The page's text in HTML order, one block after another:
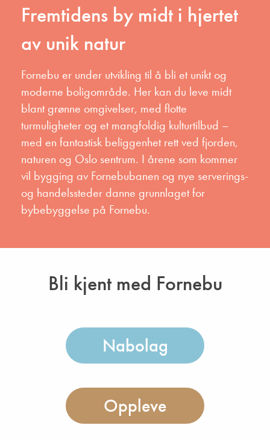
Fremtidens by midt i hjertet
av unik natur
Fornebu er under utvikling til å bli et unikt og
moderne boligområde. Her kan du leve midt
blant grønne omgivelser, med flotte
turmuligheter og et mangfoldig kulturtilbud –
med en fantastisk beliggenhet rett ved fjorden,
naturen og Oslo sentrum. I årene som kommer
vil bygging av Fornebubanen og nye serverings-
og handelssteder danne grunnlaget for
bybebyggelse på Fornebu.
Bli kjent med Fornebu
Nabolag
Oppleve